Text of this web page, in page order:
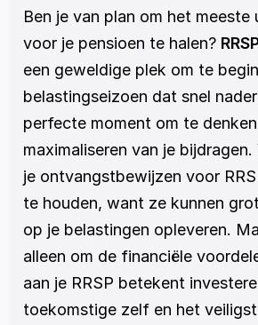
Ben je van plan om het meeste
voor je pensioen te halen?
een geweldige plek om te
belastingseizoen dat snel
perfecte moment om te
maximaliseren van je
je ontvangstbewijzen voor
te houden, want ze kunnen
op je belastingen opleveren.
alleen om de financiële
aan je RRSP betekent
toekomstige zelf en het